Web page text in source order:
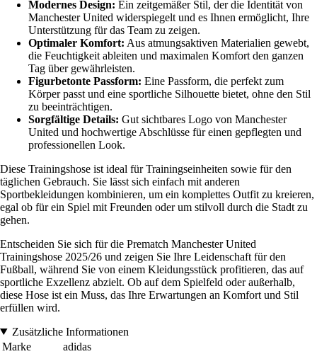
Modernes Design: Ein zeitgemäßer Stil, der die Identität von
Manchester United widerspiegelt und es Ihnen ermöglicht, Ihre
Unterstützung für das Team zu zeigen.
Optimaler Komfort: Aus atmungsaktiven Materialien gewebt,
die Feuchtigkeit ableiten und maximalen Komfort den ganzen
Tag über gewährleisten.
Figurbetonte Passform: Eine Passform, die perfekt zum
Körper passt und eine sportliche Silhouette bietet, ohne den Stil
zu beeinträchtigen.
Sorgfältige Details: Gut sichtbares Logo von Manchester
United und hochwertige Abschlüsse für einen gepflegten und
professionellen Look.
Diese Trainingshose ist ideal für Trainingseinheiten sowie für den
täglichen Gebrauch. Sie lässt sich einfach mit anderen
Sportbekleidungen kombinieren, um ein komplettes Outfit zu kreieren,
egal ob für ein Spiel mit Freunden oder um stilvoll durch die Stadt zu
gehen.
Entscheiden Sie sich für die Prematch Manchester United
Trainingshose 2025/26 und zeigen Sie Ihre Leidenschaft für den
Fußball, während Sie von einem Kleidungsstück profitieren, das auf
sportliche Exzellenz abzielt. Ob auf dem Spielfeld oder außerhalb,
diese Hose ist ein Muss, das Ihre Erwartungen an Komfort und Stil
erfüllen wird.
Zusätzliche Informationen
Marke
adidas